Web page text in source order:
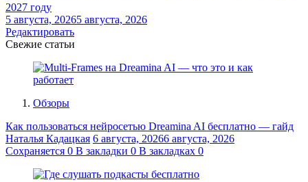
2027 году
5 августа, 20265 августа, 2026
Редактировать
Свежие статьи
Обзоры
Как пользоваться нейросетью Dreamina AI бесплатно — гайд
Наталья Кадацкая 6 августа, 20266 августа, 2026
Сохраняется 0 В закладки 0 В закладках 0